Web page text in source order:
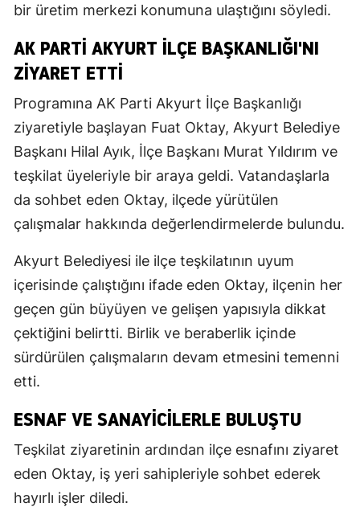
bir üretim merkezi konumuna ulaştığını söyledi.
AK PARTI AKYURT İLÇE BAŞKANLIĞI'NI
ZIYARET ETTI
Programına AK Parti Akyurt İlçe Başkanlığı
ziyaretiyle başlayan Fuat Oktay, Akyurt Belediye
Başkanı Hilal Ayık, İlçe Başkanı Murat Yıldırım ve
teşkilat üyeleriyle bir araya geldi. Vatandaşlarla
da sohbet eden Oktay, ilçede yürütülen
çalışmalar hakkında değerlendirmelerde bulundu.
Akyurt Belediyesi ile ilçe teşkilatının uyum
içerisinde çalıştığını ifade eden Oktay, ilçenin her
geçen gün büyüyen ve gelişen yapısıyla dikkat
çektiğini belirtti. Birlik ve beraberlik içinde
sürdürülen çalışmaların devam etmesini temenni
etti.
ESNAF VE SANAYICILERLE BULUŞTU
Teşkilat ziyaretinin ardından ilçe esnafını ziyaret
eden Oktay, iş yeri sahipleriyle sohbet ederek
hayırlı işler diledi.